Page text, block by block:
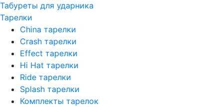
Табуреты для ударника
Тарелки
China тарелки
Crash тарелки
Effect тарелки
Hi Hat тарелки
Ride тарелки
Splash тарелки
Комплекты тарелок